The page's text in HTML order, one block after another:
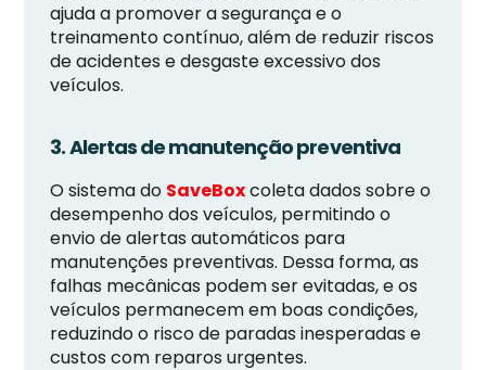
ajuda a promover a segurança e o
treinamento contínuo, além de reduzir riscos
de acidentes e desgaste excessivo dos
veículos.
3. Alertas de manutenção preventiva
O sistema do SaveBoxcoleta dados sobre o
desempenho dos veículos, permitindo o
envio de alertas automáticos para
manutenções preventivas. Dessa forma, as
falhas mecânicas podem ser evitadas, e os
veículos permanecem em boas condições,
reduzindo o risco de paradas inesperadas e
custos com reparos urgentes.